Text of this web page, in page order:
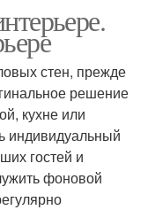
стен, прежде
решение
кухне или
индивидуальный
гостей и
фоновой